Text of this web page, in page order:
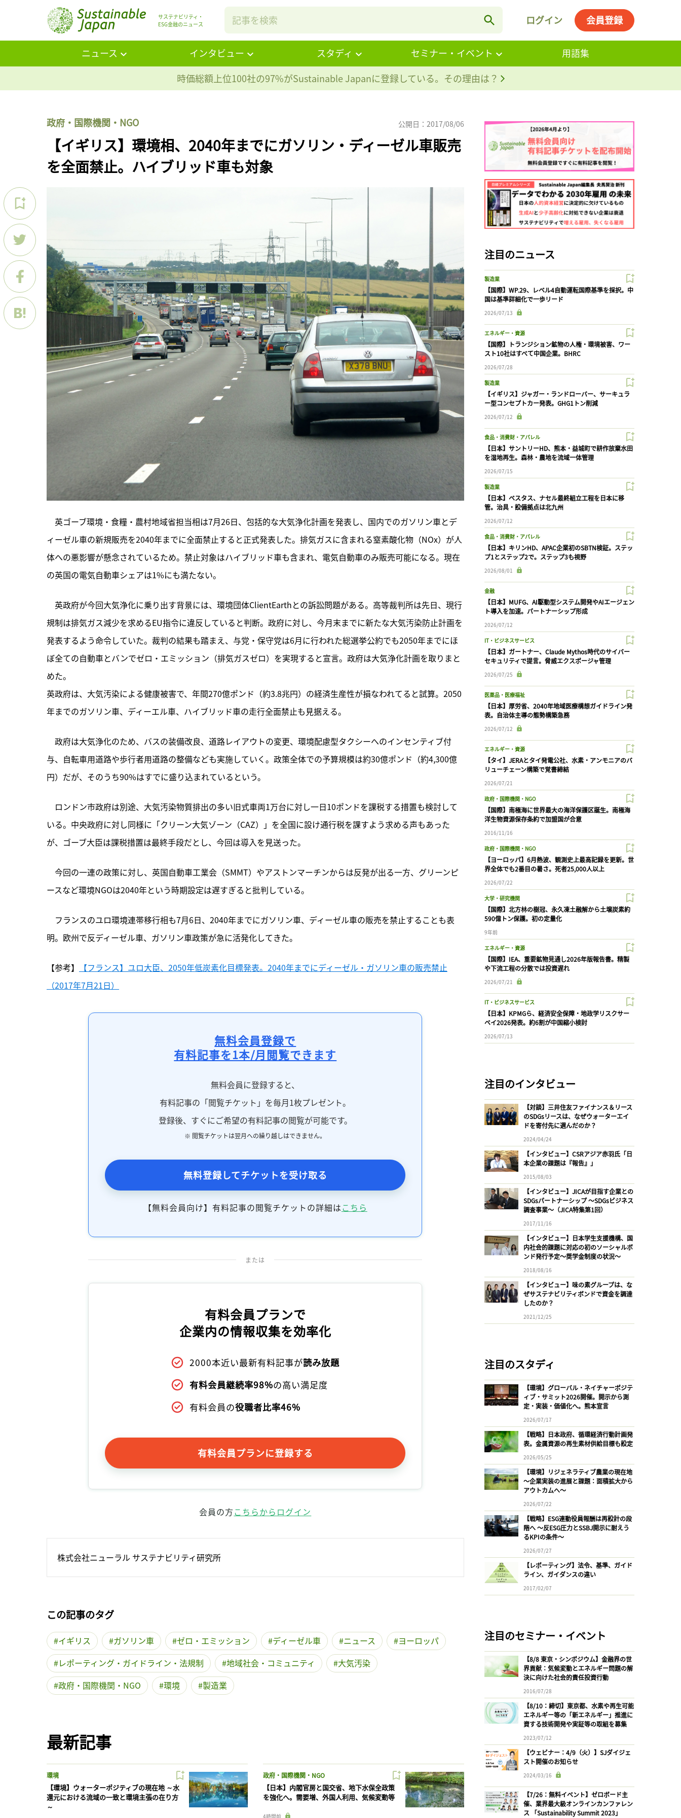
サステナビリティ・
ESG金融のニュース
ログイン 会員登録
ニュース インタビュー スタディ セミナー・イベント
用語集
時価総額上位100社の97%がSustainable Japanに登録している。その理由は？
政府・国際機関・NGO 公開日：2017/08/06
【イギリス】環境相、2040年までにガソリン・ディーゼル車販売
を全面禁止。ハイブリッド車も対象
英ゴーブ環境・食糧・農村地域省担当相は7月26日、包括的な大気浄化計画を発表し、国内でのガソリン車とデ
ィーゼル車の新規販売を2040年までに全面禁止すると正式発表した。排気ガスに含まれる窒素酸化物（NOx）が人
体への悪影響が懸念されているため。禁止対象はハイブリッド車も含まれ、電気自動車のみ販売可能になる。現在
の英国の電気自動車シェアは1%にも満たない。
英政府が今回大気浄化に乗り出す背景には、環境団体ClientEarthとの訴訟問題がある。高等裁判所は先日、現行
規制は排気ガス減少を求めるEU指令に違反していると判断。政府に対し、今月末までに新たな大気汚染防止計画を
発表するよう命令していた。裁判の結果も踏まえ、与党・保守党は6月に行われた総選挙公約でも2050年までにほ
ぼ全ての自動車とバンでゼロ・エミッション（排気ガスゼロ）を実現すると宣言。政府は大気浄化計画を取りまと
めた。
英政府は、大気汚染による健康被害で、年間270億ポンド（約3.8兆円）の経済生産性が損なわれてると試算。2050
年までのガソリン車、ディーエル車、ハイブリッド車の走行全面禁止も見据える。
政府は大気浄化のため、バスの装備改良、道路レイアウトの変更、環境配慮型タクシーへのインセンティブ付
与、自転車用道路や歩行者用道路の整備なども実施していく。政策全体での予算規模は約30億ポンド（約4,300億
円）だが、そのうち90%はすでに盛り込まれているという。
ロンドン市政府は別途、大気汚染物質排出の多い旧式車両1万台に対し一日10ポンドを課税する措置も検討して
いる。中央政府に対し同様に「クリーン大気ゾーン（CAZ）」を全国に設け通行税を課すよう求める声もあった
が、ゴーブ大臣は課税措置は最終手段だとし、今回は導入を見送った。
今回の一連の政策に対し、英国自動車工業会（SMMT）やアストンマーチンからは反発が出る一方、グリーンピ
ースなど環境NGOは2040年という時期設定は遅すぎると批判している。
フランスのユロ環境連帯移行相も7月6日、2040年までにガソリン車、ディーゼル車の販売を禁止することも表
明。欧州で反ディーゼル車、ガソリン車政策が急に活発化してきた。
【参考】
【フランス】ユロ大臣、2050年低炭素化目標発表。2040年までにディーゼル・ガソリン車の販売禁止
（2017年7月21日）
無料会員登録で
有料記事を1本/月閲覧できます
無料会員に登録すると、
有料記事の「閲覧チケット」を毎月1枚プレゼント。
登録後、すぐにご希望の有料記事の閲覧が可能です。
※ 閲覧チケットは翌月への繰り越しはできません。
無料登録してチケットを受け取る
【無料会員向け】有料記事の閲覧チケットの詳細はこちら
または
有料会員プランで
企業内の情報収集を効率化
2000本近い最新有料記事が読み放題
有料会員継続率98%の高い満足度
有料会員の役職者比率46%
有料会員プランに登録する
会員の方こちらからログイン
株式会社ニューラル サステナビリティ研究所
この記事のタグ
イギリス ガソリン車 ゼロ・エミッション ディーゼル車 ニュース
ヨーロッパ
レポーティング・ガイドライン・法規制
地域社会・コミュニティ
大気汚染
政府・国際機関・NGO
環境 製造業
最新記事
環境
【環境】ウォーターポジティブの現在地 ～水
還元における流域の一致と環境主張の在り方
～
政府・国際機関・NGO
【日本】内閣官房と国交省、地下水保全政策
を強化へ。需要増、外国人利用、気候変動等
4時間前
注目のニュース
製造業
【国際】WP.29、レベル4自動運転国際基準を採択。中
国は基準詳細化で一歩リード
2026/07/13
エネルギー・資源
【国際】トランジション鉱物の人権・環境被害、ワー
スト10社はすべて中国企業。BHRC
2026/07/28
製造業
【イギリス】ジャガー・ランドローバー、サーキュラ
ー型コンセプトカー発表。GHG1トン削減
2026/07/12
食品・消費財・アパレル
【日本】サントリーHD、熊本・益城町で耕作放棄水田
を湿地再生。森林・農地を流域一体管理
2026/07/15
製造業
【日本】ベスタス、ナセル最終組立工程を日本に移
管。治具・設備拠点は北九州
2026/07/12
食品・消費財・アパレル
【日本】キリンHD、APAC企業初のSBTN検証。ステッ
プ1とステップ2で。ステップ3も視野
2026/08/01
金融
【日本】MUFG、AI駆動型システム開発やAIエージェン
ト導入を加速。パートナーシップ形成
2026/07/12
IT・ビジネスサービス
【日本】ガートナー、Claude Mythos時代のサイバー
セキュリティで提言。脅威エクスポージャ管理
2026/07/25
医薬品・医療福祉
【日本】厚労省、2040年地域医療構想ガイドライン発
表。自治体主導の態勢構築急務
2026/07/12
エネルギー・資源
【タイ】JERAとタイ発電公社、水素・アンモニアのバ
リューチェーン構築で覚書締結
2026/07/21
政府・国際機関・NGO
【国際】南極海に世界最大の海洋保護区誕生。南極海
洋生物資源保存条約で加盟国が合意
2016/11/16
政府・国際機関・NGO
【ヨーロッパ】6月熱波、観測史上最高記録を更新。世
界全体でも2番目の暑さ。死者25,000人以上
2026/07/22
大学・研究機関
【国際】北方林の樹冠、永久凍土融解から土壌炭素約
590億トン保護。初の定量化
9年前
エネルギー・資源
【国際】IEA、重要鉱物見通し2026年版報告書。精製
や下流工程の分散では投資遅れ
2026/07/21
IT・ビジネスサービス
【日本】KPMGら、経済安全保障・地政学リスクサー
ベイ2026発表。約6割が中国縮小検討
2026/07/13
注目のインタビュー
【対談】三井住友ファイナンス＆リース
のSDGsリースは、なぜウォーターエイ
ドを寄付先に選んだのか？
2024/04/24
【インタビュー】CSRアジア赤羽氏「日
本企業の課題は『報告』」
2015/08/03
【インタビュー】JICAが目指す企業との
SDGsパートナーシップ 〜SDGsビジネス
調査事業〜（JICA特集第1回）
2017/11/16
【インタビュー】日本学生支援機構、国
内社会的課題に対応の初のソーシャルボ
ンド発行予定〜奨学金制度の状況〜
2018/08/16
【インタビュー】味の素グループは、な
ぜサステナビリティボンドで資金を調達
したのか？
2021/12/25
注目のスタディ
【環境】グローバル・ネイチャーポジテ
ィブ・サミット2026開催。開示から測
定・実装・価値化へ。熊本宣言
2026/07/17
【戦略】日本政府、循環経済行動計画発
表。金属資源の再生素材供給目標も設定
2026/05/25
【環境】リジェネラティブ農業の現在地
〜企業実装の進展と課題：面積拡大から
アウトカムへ〜
2026/07/22
【戦略】ESG連動役員報酬は再設計の段
階へ 〜反ESG圧力とSSBJ開示に耐えう
るKPIの条件〜
2026/07/27
【レポーティング】法令、基準、ガイド
ライン、ガイダンスの違い
2017/02/07
注目のセミナー・イベント
【8/8 東京・シンポジウム】金融界の世
界貢献：気候変動とエネルギー問題の解
決に向けた社会的責任投資行動
2016/07/28
【8/10：締切】東京都、水素や再生可能
エネルギー等の「新エネルギー」推進に
資する技術開発や実証等の取組を募集
2023/07/12
【ウェビナー：4/9（火）】SJダイジェ
スト開催のお知らせ
2024/03/16
【7/26：無料イベント】ゼロボード主
催、業界最大級オンラインカンファレン
ス 「Sustainability Summit 2023」
ログインが必要です
ログイン 会員登録